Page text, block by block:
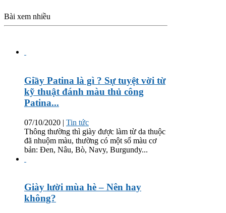
Bài xem nhiều
Giầy Patina là gì ? Sự tuyệt vời từ
kỹ thuật đánh màu thủ công
Patina...
07/10/2020 | Tin tức
Thông thường thì giày được làm từ da thuộc
đã nhuộm màu, thường có một số màu cơ
bản: Đen, Nâu, Bò, Navy, Burgundy...
Giày lười mùa hè – Nên hay
không?